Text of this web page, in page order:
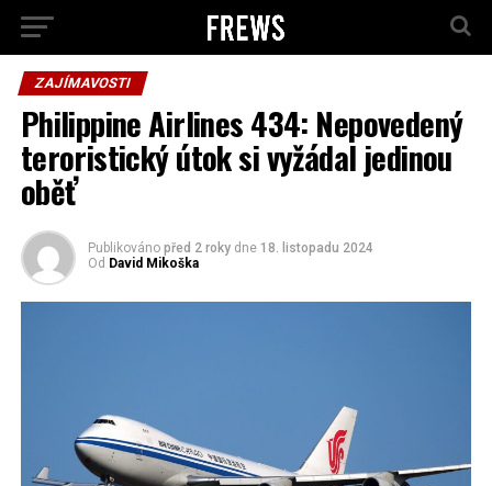
ZAJÍMAVOSTI
Philippine Airlines 434: Nepovedený
teroristický útok si vyžádal jedinou
oběť
Publikováno před 2 roky dne 18. listopadu 2024
Od David Mikoška